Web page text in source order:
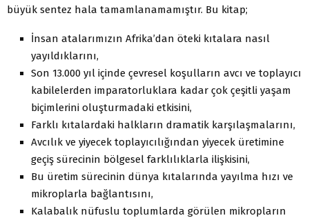
büyük sentez hala tamamlanamamıştır. Bu kitap;
İnsan atalarımızın Afrika’dan öteki kıtalara nasıl
yayıldıklarını,
Son 13.000 yıl içinde çevresel koşulların avcı ve toplayıcı
kabilelerden imparatorluklara kadar çok çeşitli yaşam
biçimlerini oluşturmadaki etkisini,
Farklı kıtalardaki halkların dramatik karşılaşmalarını,
Avcılık ve yiyecek toplayıcılığından yiyecek üretimine
geçiş sürecinin bölgesel farklılıklarla ilişkisini,
Bu üretim sürecinin dünya kıtalarında yayılma hızı ve
mikroplarla bağlantısını,
Kalabalık nüfuslu toplumlarda görülen mikropların